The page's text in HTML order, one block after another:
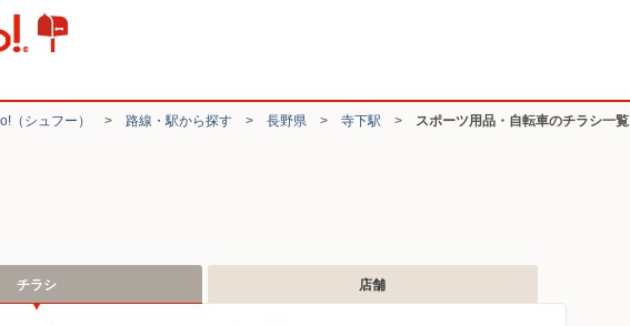
（シュフー） > 路線・駅から探す > 長野県 > 寺下駅 > スポーツ用品・自転車のチラシ一覧
チラシ 店舗